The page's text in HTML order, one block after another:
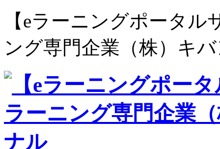
【eラーニングポータル
ング専門企業（株）キ